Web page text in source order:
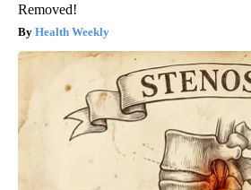
Removed!
Health Weekly